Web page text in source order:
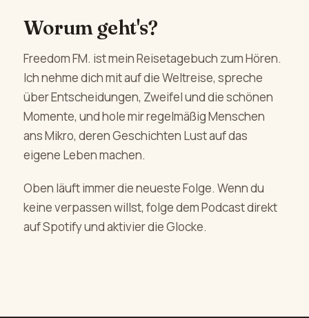
Worum geht's?
Freedom FM. ist mein Reisetagebuch zum Hören.
Ich nehme dich mit auf die Weltreise, spreche
über Entscheidungen, Zweifel und die schönen
Momente, und hole mir regelmäßig Menschen
ans Mikro, deren Geschichten Lust auf das
eigene Leben machen.
Oben läuft immer die neueste Folge. Wenn du
keine verpassen willst, folge dem Podcast direkt
auf Spotify und aktivier die Glocke.